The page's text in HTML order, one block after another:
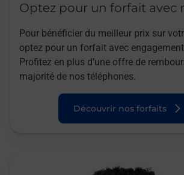
Optez pour un forfait avec
Pour bénéficier du meilleur prix sur
optez pour un forfait avec
Profitez en plus d’une offre de
majorité de nos téléphones.
Découvrir nos forfaits